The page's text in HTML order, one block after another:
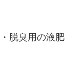
脱臭用の液肥